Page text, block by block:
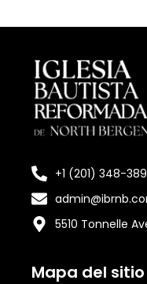
+1 (201) 348-
5510 Tonnelle
Mapa del sitio